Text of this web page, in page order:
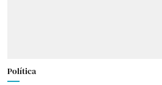
Política